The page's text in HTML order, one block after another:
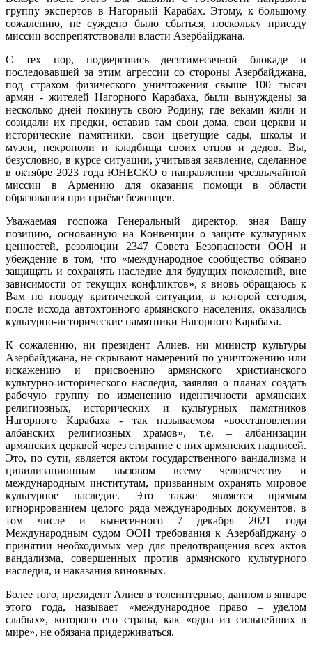
группу экспертов в Нагорный Карабах. Этому, к большому
сожалению, не суждено было сбыться, поскольку приезду
миссии воспрепятствовали власти Азербайджана.
С тех пор, подвергшись десятимесячной блокаде и
последовавшей за этим агрессии со стороны Азербайджана,
под страхом физического уничтожения свыше 100 тысяч
армян - жителей Нагорного Карабаха, были вынуждены за
несколько дней покинуть свою Родину, где веками жили и
созидали их предки, оставив там свои дома, свои церкви и
исторические памятники, свои цветущие сады, школы и
музеи, некрополи и кладбища своих отцов и дедов. Вы,
безусловно, в курсе ситуации, учитывая заявление, сделанное
в октябре 2023 года ЮНЕСКО о направлении чрезвычайной
миссии в Армению для оказания помощи в области
образования при приёме беженцев.
Уважаемая госпожа Генеральный директор, зная Вашу
позицию, основанную на Конвенции о защите культурных
ценностей, резолюции 2347 Совета Безопасности ООН и
убеждение в том, что «международное сообщество обязано
защищать и сохранять наследие для будущих поколений, вне
зависимости от текущих конфликтов», я вновь обращаюсь к
Вам по поводу критической ситуации, в которой сегодня,
после исхода автохтонного армянского населения, оказались
культурно-исторические памятники Нагорного Карабаха.
К сожалению, ни президент Алиев, ни министр культуры
Азербайджана, не скрывают намерений по уничтожению или
искажению и присвоению армянского христианского
культурно-исторического наследия, заявляя о планах создать
рабочую группу по изменению идентичности армянских
религиозных, исторических и культурных памятников
Нагорного Карабаха - так называемом «восстановлении
албанских религиозных храмов», т.е. – албанизации
армянских церквей через стирание с них армянских надписей.
Это, по сути, является актом государственного вандализма и
цивилизационным вызовом всему человечеству и
международным институтам, призванным охранять мировое
культурное наследие. Это также является прямым
игнорированием целого ряда международных документов, в
том числе и вынесенного 7 декабря 2021 года
Международным судом ООН требования к Азербайджану о
принятии необходимых мер для предотвращения всех актов
вандализма, совершенных против армянского культурного
наследия, и наказания виновных.
Более того, президент Алиев в телеинтервью, данном в январе
этого года, называет «международное право – уделом
слабых», которого его страна, как «одна из сильнейших в
мире», не обязана придерживаться.